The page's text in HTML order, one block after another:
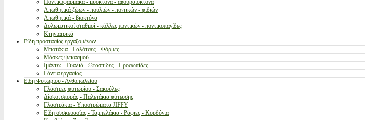
Ποντικοφάρμακα - μυοκτόνα - αρουραιοκτόνα
Απωθητικά ζώων - πουλιών - ποντικών - φιδιών
Απωθητικά - βιοκτόνα
Δολωματικοί σταθμοί - κόλλες ποντικών - ποντικοπαγίδες
Κτηνιατρικά
Είδη προστασίας εργαζομένων
Μποτάκια - Γαλότσες - Φόρμες
Μάσκες ψεκασμού
Ιμάντες - Γυαλιά - Ωτασπίδες - Προσωπίδες
Γάντια εργασίας
Είδη Φυτωρίου - Ανθοπωλείου
Γλάστρες φυτωρίου - Σακούλες
Δίσκοι σποράς - Παλετάκια φύτευσης
Γλαστράκια - Υποστρώματα JIFFY
Είδη συσκευασίας - Ταμπελάκια - Ράφιες - Κορδόνια